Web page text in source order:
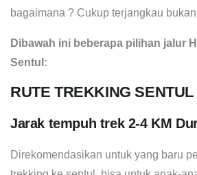
bagaimana ? Cukup terjangkau
Dibawah ini beberapa pilihan jalur
Sentul:
RUTE TREKKING
Jarak tempuh trek 2-4 KM
Direkomendasikan untuk yang baru